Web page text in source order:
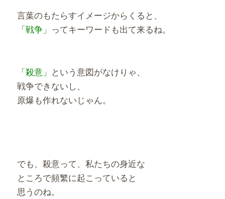
言葉のもたらすイメージからくると、
「戦争」 ってキーワードも出て来るね。
「殺意」 という意図がなけりゃ、
戦争できないし、
原爆も作れないじゃん。
でも、殺意って、私たちの身近な
ところで頻繁に起こっていると
思うのね。